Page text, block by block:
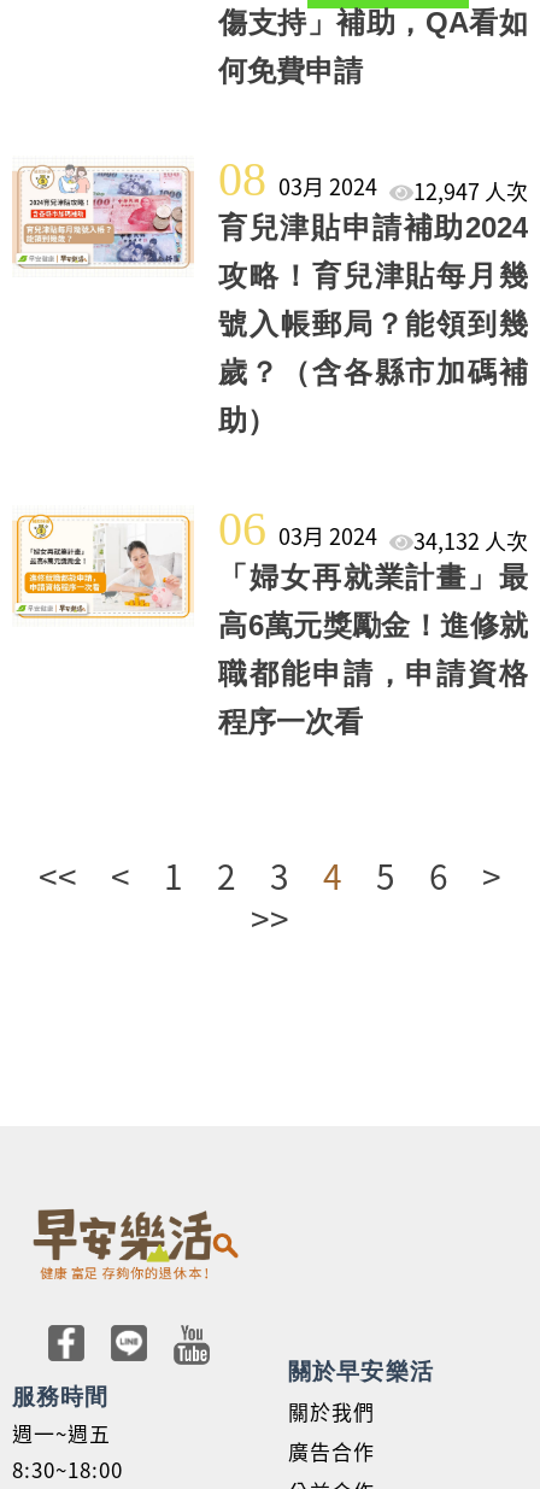
傷支持」補助，QA看如
何免費申請
08 03月 2024
12,947 人次
育兒津貼申請補助2024
攻略！育兒津貼每月幾
號入帳郵局？能領到幾
歲？（含各縣市加碼補
助）
06 03月 2024
34,132 人次
「婦女再就業計畫」最
高6萬元獎勵金！進修就
職都能申請，申請資格
程序一次看
<< < 1 2 3 4 5 6
>
>>
服務時間
週一~週五
8:30~18:00
關於早安樂活
關於我們
廣告合作